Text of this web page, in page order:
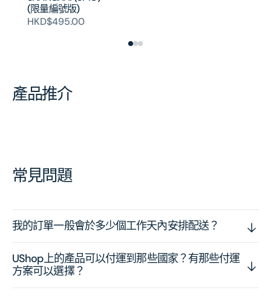
(限量編號版)
HKD$495.00
產品推介
常見問題
我的訂單一般會於多少個工作天內安排配送？
UShop上的產品可以付運到那些國家？有那些付運
方案可以選擇？